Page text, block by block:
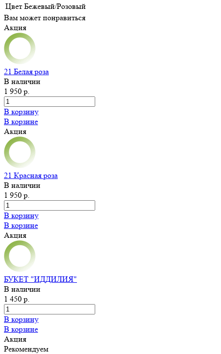
Цвет Бежевый/Розовый
Вам может понравиться
Акция
21 Белая роза
В наличии
1 950 р.
В корзину
В корзине
Акция
21 Красная роза
В наличии
1 950 р.
В корзину
В корзине
Акция
БУКЕТ "ИДДИЛИЯ"
В наличии
1 450 р.
В корзину
В корзине
Акция
Рекомендуем